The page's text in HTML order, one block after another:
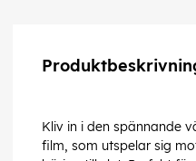
Kliv in i den spännande
film, som utspelar sig